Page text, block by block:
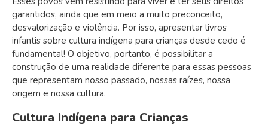
garantidos, ainda que em meio a muito preconceito,
desvalorização e violência. Por isso, apresentar livros
infantis sobre cultura indígena para crianças desde cedo é
fundamental! O objetivo, portanto, é possibilitar a
construção de uma realidade diferente para essas pessoas
que representam nosso passado, nossas raízes, nossa
origem e nossa cultura.
Cultura Indígena para Crianças